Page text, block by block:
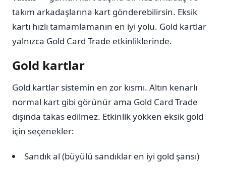
takım arkadaşlarına kart gönderebilirsin. Eksik
kartı hızlı tamamlamanın en iyi yolu. Gold kartlar
yalnızca Gold Card Trade etkinliklerinde.
Gold kartlar
Gold kartlar sistemin en zor kısmı. Altın kenarlı
normal kart gibi görünür ama Gold Card Trade
dışında takas edilmez. Etkinlik yokken eksik gold
için seçenekler:
Sandık al (büyülü sandıklar en iyi gold şansı)